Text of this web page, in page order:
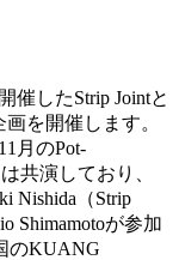
催したStrip Jointと
を開催します。
月のPot-
共演しており、
Nishida（Strip
Shimamotoが参加
のKUANG